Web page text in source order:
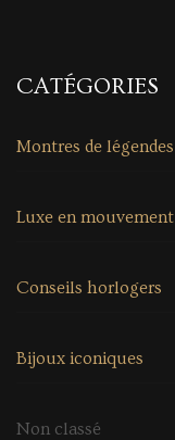
CATÉGORIES
Montres de légendes
Luxe en mouvement
Conseils horlogers
Bijoux iconiques
Non classé